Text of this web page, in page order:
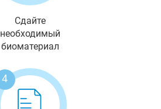
Сдайте
необходимый
биоматериал
4